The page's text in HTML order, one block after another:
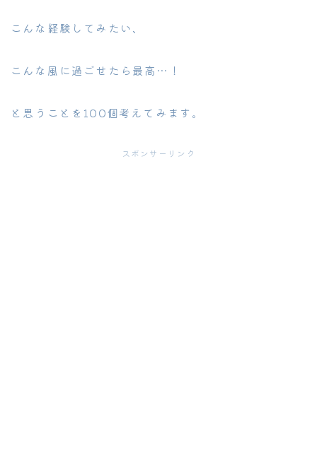
こんな経験してみたい、
こんな風に過ごせたら最高…！
と思うことを100個考えてみます。
スポンサーリンク